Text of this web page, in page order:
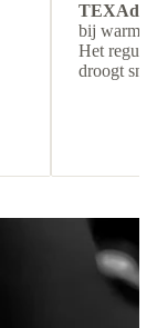
TEXAdri
bij warmer
Het
droogt